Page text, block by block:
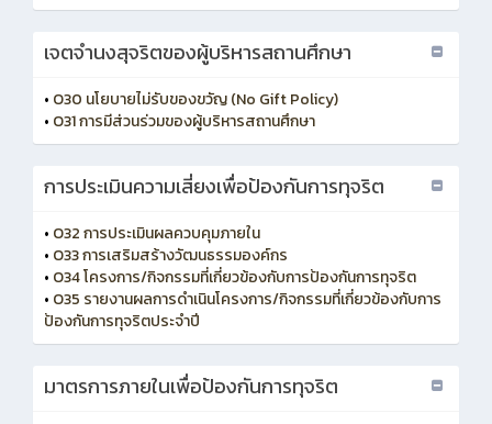
เจตจำนงสุจริตของผู้บริหารสถานศึกษา
• O30 นโยบายไม่รับของขวัญ (No Gift Policy)
• O31 การมีส่วนร่วมของผู้บริหารสถานศึกษา
การประเมินความเสี่ยงเพื่อป้องกันการทุจริต
• O32 การประเมินผลควบคุมภายใน
• O33 การเสริมสร้างวัฒนธรรมองค์กร
• O34 โครงการ/กิจกรรมที่เกี่ยวข้องกับการป้องกันการทุจริต
• O35 รายงานผลการดำเนินโครงการ/กิจกรรมที่เกี่ยวข้องกับการ
ป้องกันการทุจริตประจำปี
มาตรการภายในเพื่อป้องกันการทุจริต